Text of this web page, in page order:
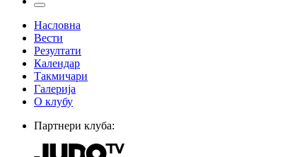
Насловна
Вести
Резултати
Календар
Такмичари
Галерија
О клубу
Партнери клуба: